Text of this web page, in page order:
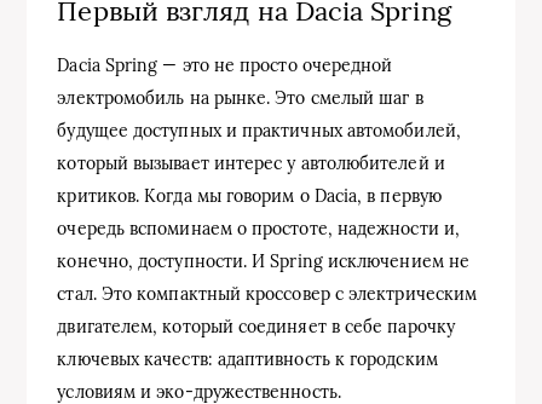
Первый взгляд на Dacia Spring
Dacia Spring — это не просто очередной
электромобиль на рынке. Это смелый шаг в
будущее доступных и практичных автомобилей,
который вызывает интерес у автолюбителей и
критиков. Когда мы говорим о Dacia, в первую
очередь вспоминаем о простоте, надежности и,
конечно, доступности. И Spring исключением не
стал. Это компактный кроссовер с электрическим
двигателем, который соединяет в себе парочку
ключевых качеств: адаптивность к городским
условиям и эко-дружественность.